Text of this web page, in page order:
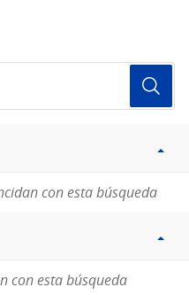
con esta búsqueda
con esta búsqueda